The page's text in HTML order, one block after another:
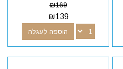
₪169
₪139
הוספה לעגלה